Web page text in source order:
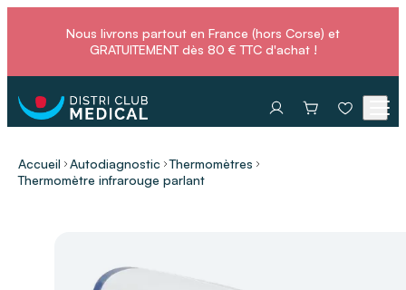
Nous livrons partout en France (hors Corse) et
GRATUITEMENT dès 80 € TTC d'achat !
Accueil Autodiagnostic
Thermomètres
Thermomètre infrarouge parlant